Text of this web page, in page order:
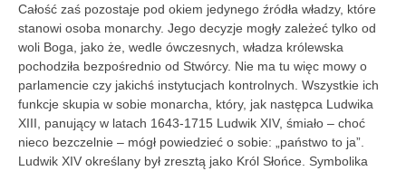
Całość zaś pozostaje pod okiem jedynego źródła władzy, które
stanowi osoba monarchy. Jego decyzje mogły zależeć tylko od
woli Boga, jako że, wedle ówczesnych, władza królewska
pochodziła bezpośrednio od Stwórcy. Nie ma tu więc mowy o
parlamencie czy jakichś instytucjach kontrolnych. Wszystkie ich
funkcje skupia w sobie monarcha, który, jak następca Ludwika
XIII, panujący w latach 1643-1715 Ludwik XIV, śmiało – choć
nieco bezczelnie – mógł powiedzieć o sobie: „państwo to ja”.
Ludwik XIV określany był zresztą jako Król Słońce. Symbolika